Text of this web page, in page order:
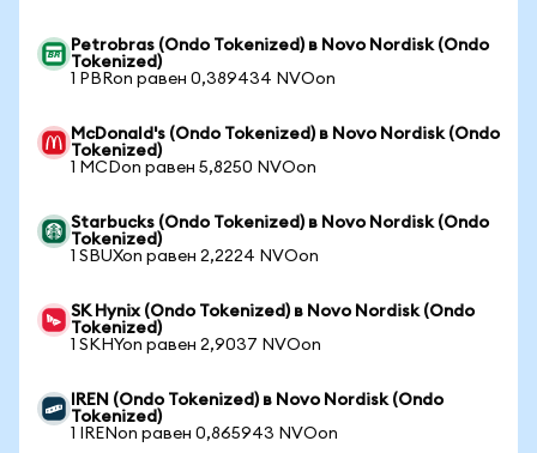
Petrobras (Ondo Tokenized) в Novo Nordisk (Ondo
Tokenized)
1 PBRon равен 0,389434 NVOon
McDonald's (Ondo Tokenized) в Novo Nordisk (Ondo
Tokenized)
1 MCDon равен 5,8250 NVOon
Starbucks (Ondo Tokenized) в Novo Nordisk (Ondo
Tokenized)
1 SBUXon равен 2,2224 NVOon
SK Hynix (Ondo Tokenized) в Novo Nordisk (Ondo
Tokenized)
1 SKHYon равен 2,9037 NVOon
IREN (Ondo Tokenized) в Novo Nordisk (Ondo
Tokenized)
1 IRENon равен 0,865943 NVOon